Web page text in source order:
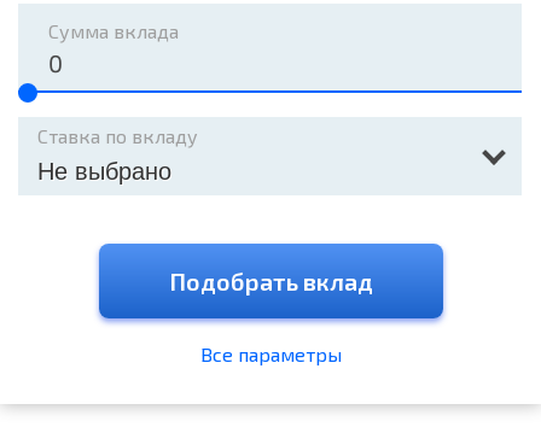
Сумма вклада
Ставка по вкладу
Не выбрано
Подобрать вклад
Все параметры